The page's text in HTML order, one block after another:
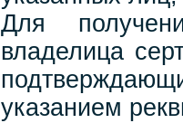
Для
владелица
указанием